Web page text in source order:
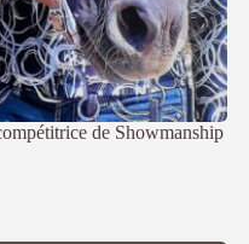
de Showmanship